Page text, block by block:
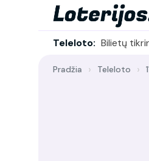
Teleloto: Bilietų
Pradžia Teleloto